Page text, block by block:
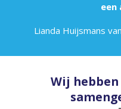
een
Lianda Huijsmans
Wij